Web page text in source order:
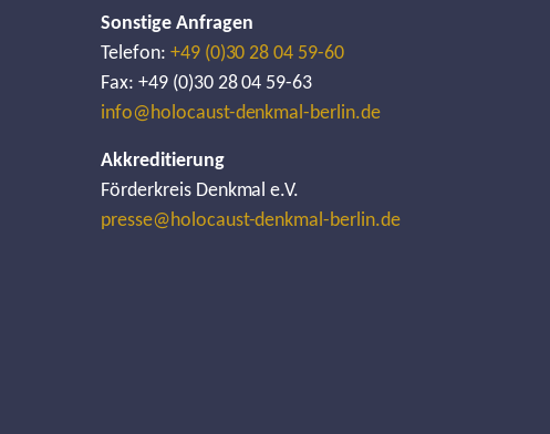
Sonstige Anfragen
Telefon: +49 (0)30 28 04 59-60
Fax: +49 (0)30 28 04 59-63
info@holocaust-denkmal-berlin.de
Akkreditierung
Förderkreis Denkmal e.V.
presse@holocaust-denkmal-berlin.de